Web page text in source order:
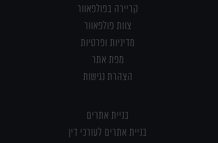
קריירה בפולפאוור
צוות פולפאוור
מדיניות ופרטיות
מפת אתר
הצהרת נגישות
בניית אתרים
בניית אתרים לעורכי דין